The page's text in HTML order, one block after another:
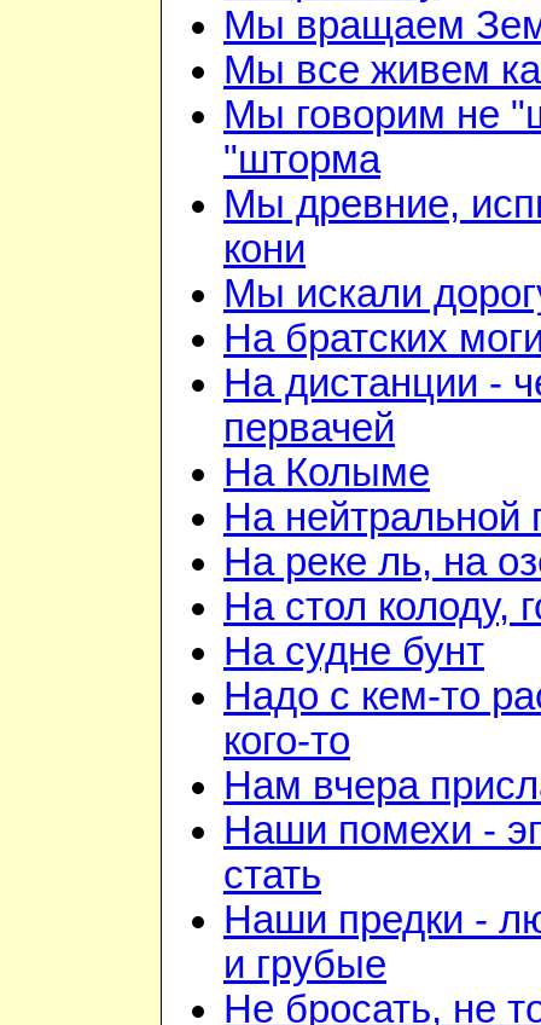
Мы вращаем
Мы все живем
Мы говорим не
"шторма
Мы древние,
кони
Мы искали
На братских
На дистанции -
первачей
На Колыме
На нейтральной
На реке ль, на
На стол колоду,
На судне бунт
Надо с кем-то
кого-то
Нам вчера
Наши помехи -
стать
Наши предки -
и грубые
Не бросать, не